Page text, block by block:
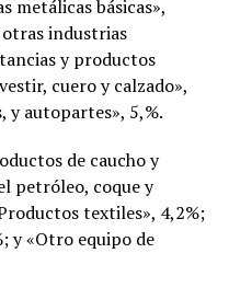
metálicas básicas»,
otras industrias
y productos
cuero y calzado»,
y autopartes», 5,%.
de caucho y
petróleo, coque y
textiles», 4,2%;
y «Otro equipo de